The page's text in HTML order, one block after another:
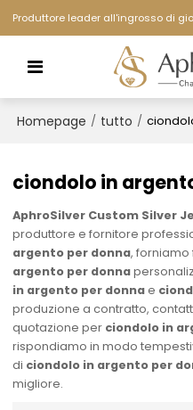
Produttore leader all'ingrosso di
Homepage / tutto /
ciondolo in
AphroSilver Custom Silver
produttore e fornitore
argento per donna,
argento per donna
in argento per donnae
produzione a contratto,
quotazione per ciondolo in
rispondiamo in modo
di ciondolo in argento per
migliore.